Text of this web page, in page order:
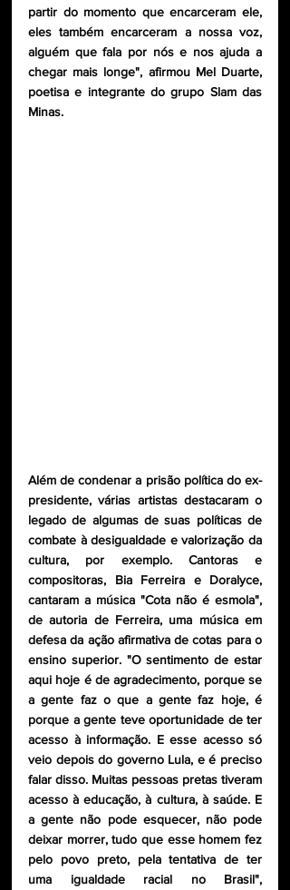
partir do momento que encarceram ele,
eles também encarceram a nossa voz,
alguém que fala por nós e nos ajuda a
chegar mais longe", afirmou Mel Duarte,
poetisa e integrante do grupo Slam das
Minas.
Além de condenar a prisão política do ex-
presidente, várias artistas destacaram o
legado de algumas de suas políticas de
combate à desigualdade e valorização da
cultura, por exemplo. Cantoras e
compositoras, Bia Ferreira e Doralyce,
cantaram a música "Cota não é esmola",
de autoria de Ferreira, uma música em
defesa da ação afirmativa de cotas para o
ensino superior. "O sentimento de estar
aqui hoje é de agradecimento, porque se
a gente faz o que a gente faz hoje, é
porque a gente teve oportunidade de ter
acesso à informação. E esse acesso só
veio depois do governo Lula, e é preciso
falar disso. Muitas pessoas pretas tiveram
acesso à educação, à cultura, à saúde. E
a gente não pode esquecer, não pode
deixar morrer, tudo que esse homem fez
pelo povo preto, pela tentativa de ter
uma igualdade racial no Brasil",